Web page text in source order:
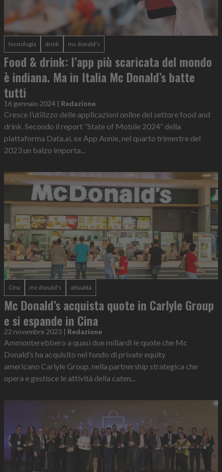
tecnologia drink mc donald's
Food & drink: l’app più scaricata del mondo
è indiana. Ma in Italia Mc Donald’s batte
tutti
16 gennaio 2024 | Redazione
Cresce l’utilizzo delle applicazioni online del settore food and
drink. Secondo il report “State of Mobile 2024” della
piattaforma Data.ai, ex App Annie, nel quarto trimestre del
2023 un balzo importa...
Cina mc donald's attualità
Mc Donald’s acquista quote in Carlyle Group
e si espande in Cina
22 novembre 2023 | Redazione
Ammonterebbero a quasi due miliardi le quote che Mc
Donald’s ha acquisito nel fondo di private equity
americano Carlyle Group, nella partnership strategica che
opera e gestisce le attività della caten...